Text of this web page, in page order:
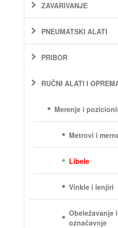
ZAVARIVANJE
PNEUMATSKI ALATI
PRIBOR
RUČNI ALATI I
Merenje i
Metrovi i
Libele
Vinkle i lenjiri
Obeležavanje i
označavnje